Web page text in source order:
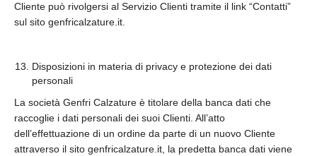
Cliente può rivolgersi al Servizio Clienti tramite il link “Contatti”
sul sito genfricalzature.it.
Disposizioni in materia di privacy e protezione dei dati
personali
La società Genfri Calzature è titolare della banca dati che
raccoglie i dati personali dei suoi Clienti. All’atto
dell’effettuazione di un ordine da parte di un nuovo Cliente
attraverso il sito genfricalzature.it, la predetta banca dati viene